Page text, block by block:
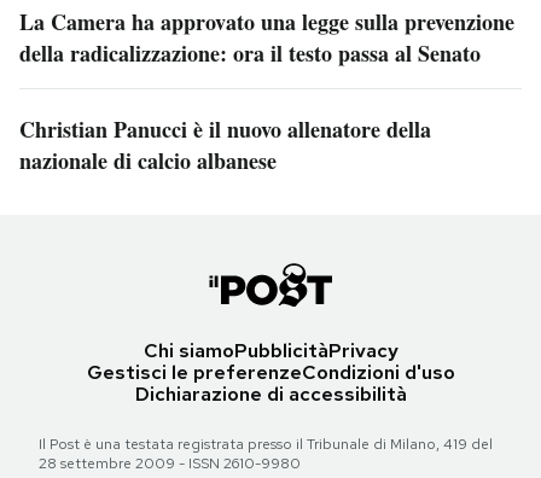
La Camera ha approvato una legge sulla prevenzione
della radicalizzazione: ora il testo passa al Senato
Christian Panucci è il nuovo allenatore della
nazionale di calcio albanese
Chi siamoPubblicitàPrivacy
Gestisci le preferenzeCondizioni d'uso
Dichiarazione di accessibilità
Il Post è una testata registrata presso il Tribunale di Milano, 419 del
28 settembre 2009 - ISSN 2610-9980